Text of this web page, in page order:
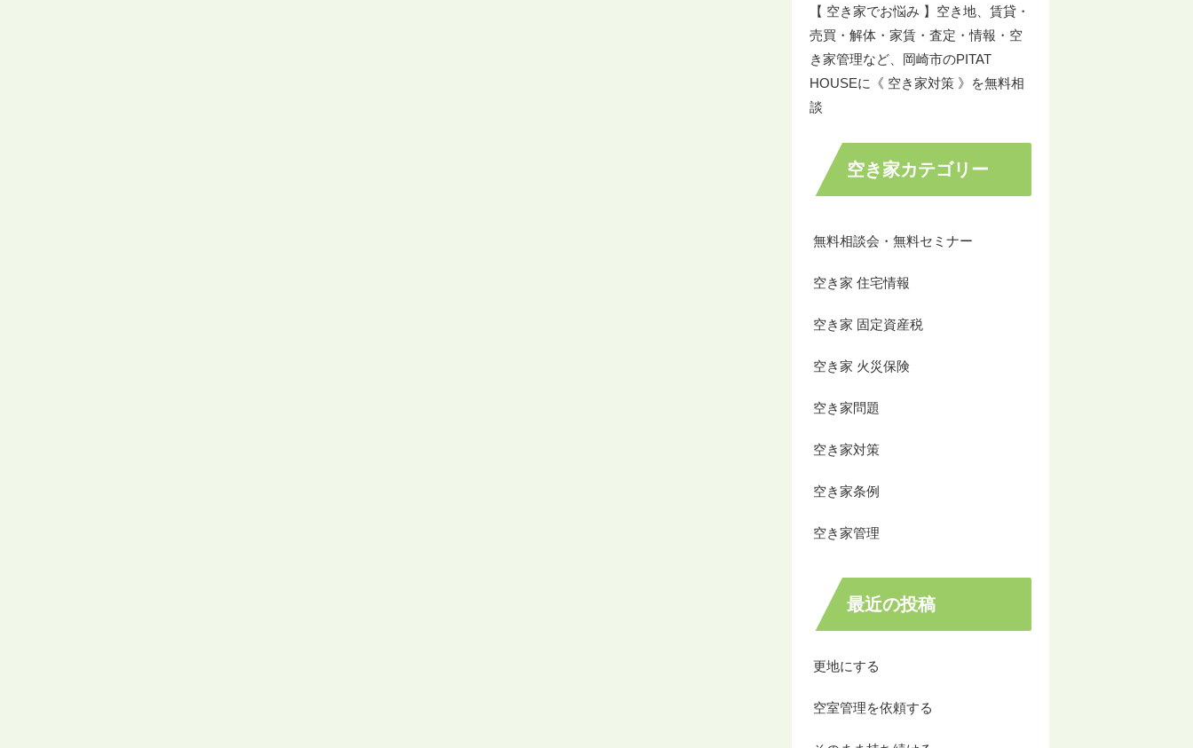
【 空き家でお悩み 】空き地、賃貸・
売買・解体・家賃・査定・情報・空
き家管理など、岡崎市のPITAT
HOUSEに《 空き家対策 》を無料相
談
空き家カテゴリー
無料相談会・無料セミナー
空き家 住宅情報
空き家 固定資産税
空き家 火災保険
空き家問題
空き家対策
空き家条例
空き家管理
最近の投稿
更地にする
空室管理を依頼する